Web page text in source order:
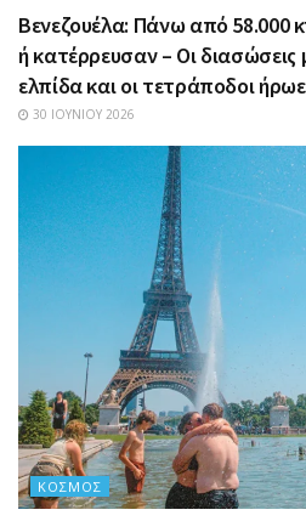
Βενεζουέλα: Πάνω από 58.000
ή κατέρρευσαν – Οι
ελπίδα και οι τετράποδοι
30 ΙΟΥΝΊΟΥ 2026
ΚΌΣΜΟΣ